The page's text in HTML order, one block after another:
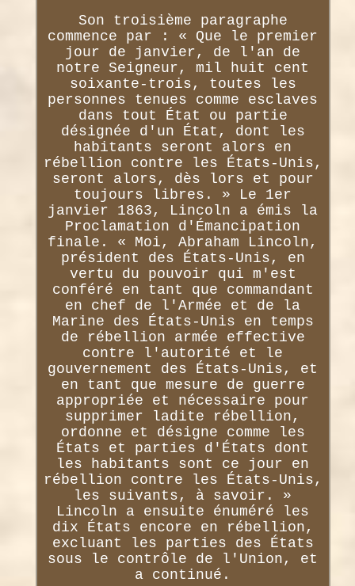
Son troisième paragraphe
commence par : « Que le premier
jour de janvier, de l'an de
notre Seigneur, mil huit cent
soixante-trois, toutes les
personnes tenues comme esclaves
dans tout État ou partie
désignée d'un État, dont les
habitants seront alors en
rébellion contre les États-Unis,
seront alors, dès lors et pour
toujours libres. » Le 1er
janvier 1863, Lincoln a émis la
Proclamation d'Émancipation
finale. « Moi, Abraham Lincoln,
président des États-Unis, en
vertu du pouvoir qui m'est
conféré en tant que commandant
en chef de l'Armée et de la
Marine des États-Unis en temps
de rébellion armée effective
contre l'autorité et le
gouvernement des États-Unis, et
en tant que mesure de guerre
appropriée et nécessaire pour
supprimer ladite rébellion,
ordonne et désigne comme les
États et parties d'États dont
les habitants sont ce jour en
rébellion contre les États-Unis,
les suivants, à savoir. »
Lincoln a ensuite énuméré les
dix États encore en rébellion,
excluant les parties des États
sous le contrôle de l'Union, et
a continué.